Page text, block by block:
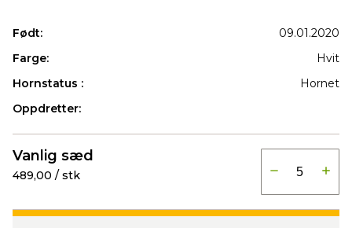
Født:
09.01.2020
Farge:
Hvit
Hornstatus :
Hornet
Oppdretter:
Vanlig sæd
489,00 / stk